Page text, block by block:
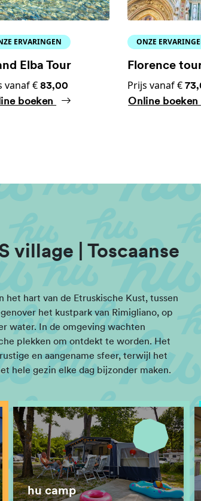
ERVARINGEN
Elba Tour
vanaf €83,00
boeken
ONZE
Florence
Prijs vanaf €
Online boeken
village | Toscaanse
hart van de Etruskische Kust, tussen
het kustpark van Rimigliano, op
water. In de omgeving wachten
plekken om ontdekt te worden. Het
en aangename sfeer, terwijl het
hele gezin elke dag bijzonder maken.
hu camp